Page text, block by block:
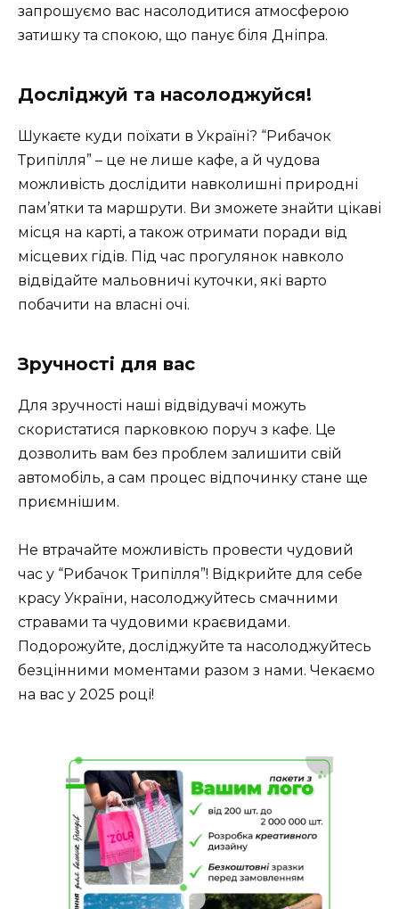
запрошуємо вас насолодитися атмосферою
затишку та спокою, що панує біля Дніпра.
Досліджуй та насолоджуйся!
Шукаєте куди поїхати в Україні? “Рибачок
Трипілля” – це не лише кафе, а й чудова
можливість дослідити навколишні природні
пам’ятки та маршрути. Ви зможете знайти цікаві
місця на карті, а також отримати поради від
місцевих гідів. Під час прогулянок навколо
відвідайте мальовничі куточки, які варто
побачити на власні очі.
Зручності для вас
Для зручності наші відвідувачі можуть
скористатися парковкою поруч з кафе. Це
дозволить вам без проблем залишити свій
автомобіль, а сам процес відпочинку стане ще
приємнішим.
Не втрачайте можливість провести чудовий
час у “Рибачок Трипілля”! Відкрийте для себе
красу України, насолоджуйтесь смачними
стравами та чудовими краєвидами.
Подорожуйте, досліджуйте та насолоджуйтесь
безцінними моментами разом з нами. Чекаємо
на вас у 2025 році!